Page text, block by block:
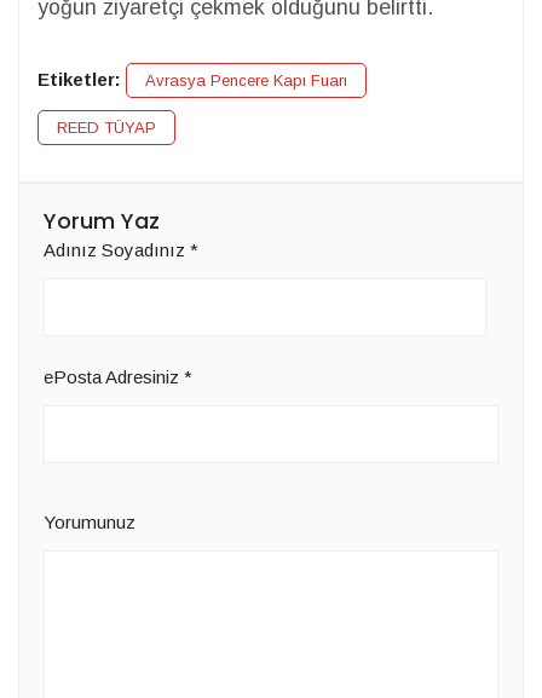
yoğun ziyaretçi çekmek olduğunu belirtti.
Etiketler: Avrasya Pencere Kapı Fuarı
REED TÜYAP
Yorum Yaz
Adınız Soyadınız *
ePosta Adresiniz *
Yorumunuz